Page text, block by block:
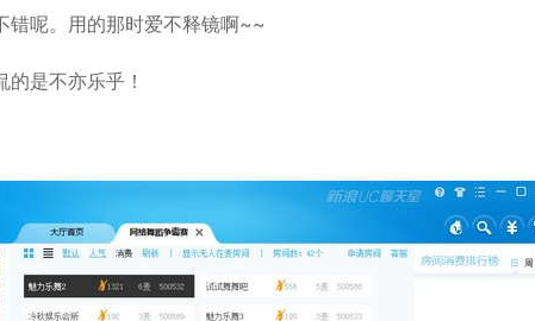
错呢。用的那时爱不释镜啊~~
是不亦乐乎！